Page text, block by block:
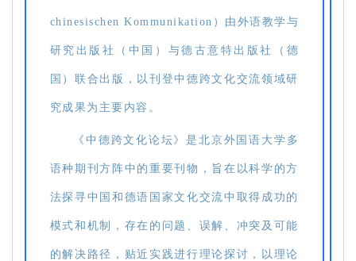
chinesischen Kommunikation）由外语教学与
研究出版社（中国）与德古意特出版社（德
国）联合出版，以刊登中德跨文化交流领域研
究成果为主要内容。
《中德跨文化论坛》是北京外国语大学多
语种期刊方阵中的重要刊物，旨在以科学的方
法探寻中国和德语国家文化交流中取得成功的
模式和机制，存在的问题、误解、冲突及可能
的解决路径，贴近实践进行理论探讨，以理论